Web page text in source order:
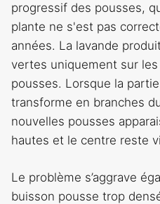
progressif des pousses,
plante ne s'est pas
années. La lavande
vertes uniquement sur
pousses. Lorsque la
transforme en branches
nouvelles pousses
hautes et le centre reste
Le problème s’aggrave
buisson pousse trop